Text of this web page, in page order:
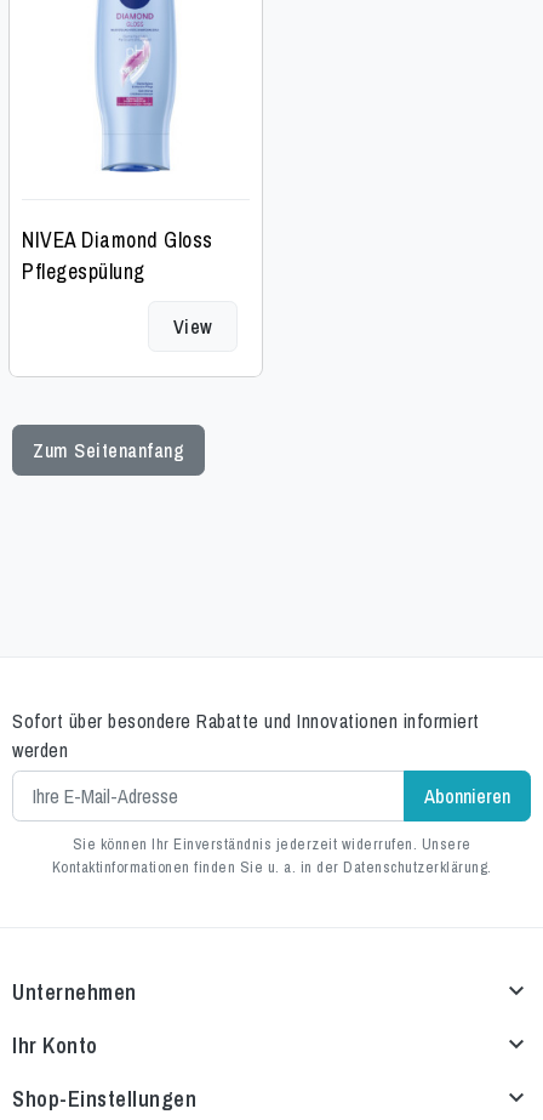
NIVEA Diamond Gloss
Pflegespülung
View
Zum Seitenanfang
Sofort über besondere Rabatte und Innovationen informiert
werden
Sie können Ihr Einverständnis jederzeit widerrufen. Unsere
Kontaktinformationen finden Sie u. a. in der Datenschutzerklärung.
Unternehmen 
Ihr Konto 
Shop-Einstellungen 